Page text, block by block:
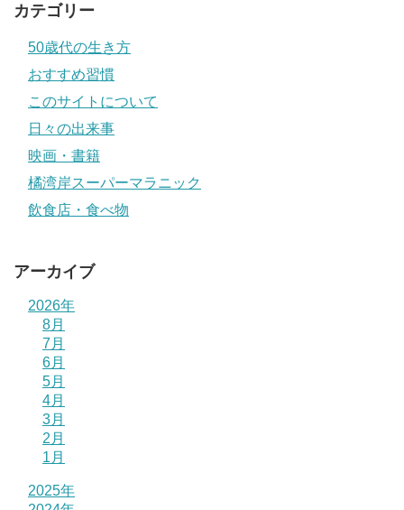
カテゴリー
50歳代の生き方
おすすめ習慣
このサイトについて
日々の出来事
映画・書籍
橘湾岸スーパーマラニック
飲食店・食べ物
アーカイブ
2026年
8月
7月
6月
5月
4月
3月
2月
1月
2025年